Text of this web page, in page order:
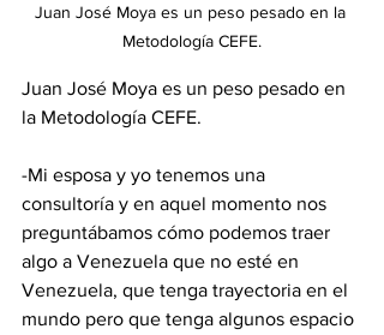
Juan José Moya es un peso pesado en la
Metodología CEFE.
Juan José Moya es un peso pesado en
la Metodología CEFE.
-Mi esposa y yo tenemos una
consultoría y en aquel momento nos
preguntábamos cómo podemos traer
algo a Venezuela que no esté en
Venezuela, que tenga trayectoria en el
mundo pero que tenga algunos espacio